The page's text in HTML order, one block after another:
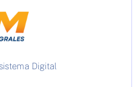
Digital